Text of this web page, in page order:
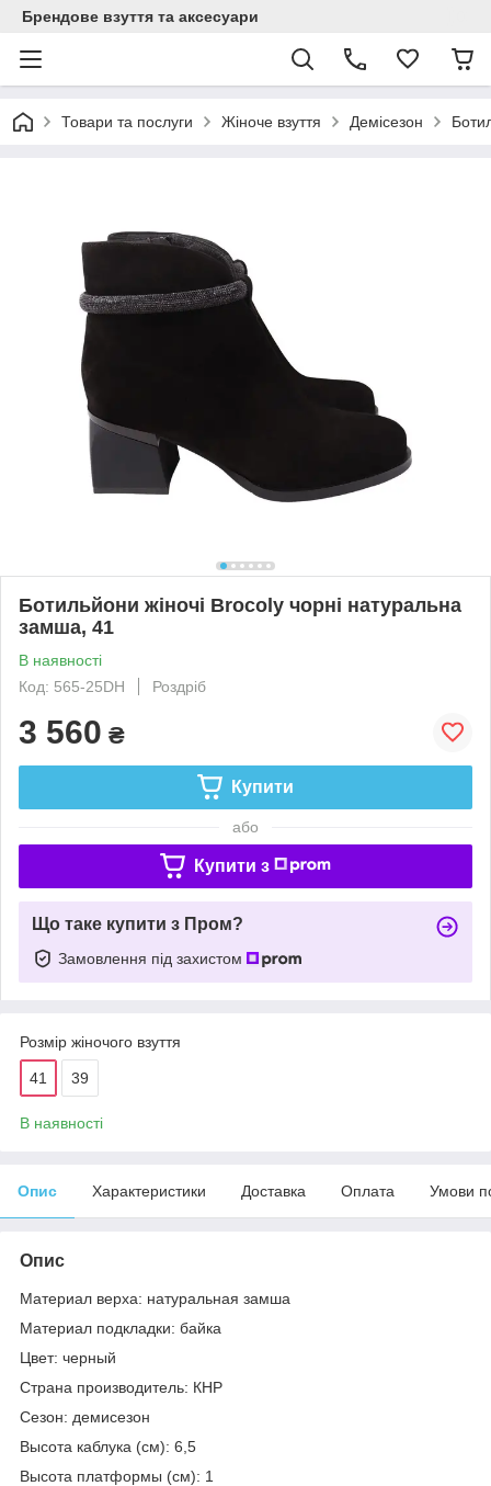
Брендове взуття та аксесуари
Товари та послуги Жіноче взуття Демісезон
Ботильйони жіночі Brocoly чорні натуральна
замша, 41
В наявності
Код: 565-25DH
Роздріб
3 560 ₴
Купити
або
Купити з
Що таке купити з Пром?
Замовлення під захистом
Розмір жіночого взуття
41 39
В наявності
Опис Характеристики Доставка Оплата Умови
Опис
Материал верха: натуральная замша
Материал подкладки: байка
Цвет: черный
Страна производитель: КНР
Сезон: демисезон
Высота каблука (см): 6,5
Высота платформы (см): 1